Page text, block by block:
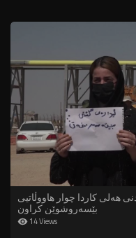
هەلی کاردا چوار هاووڵاتیی
بێسەروشوێن کراون
14 Views